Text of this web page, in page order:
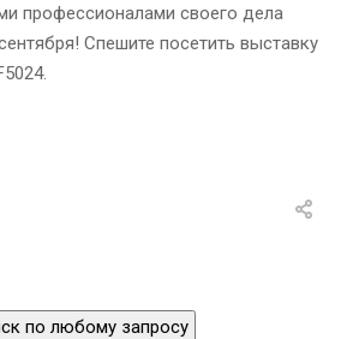
профессионалами своего дела
Спешите посетить выставку
по любому запросу